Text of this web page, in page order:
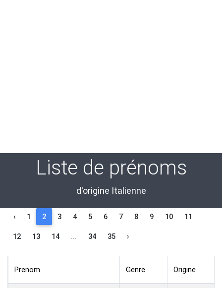
Liste de prénoms
d'origine Italienne
‹ 1 2 3 4 5 6 7 8 9 10 11
12 13 14 ... 34 35 ›
Prenom Genre Origine